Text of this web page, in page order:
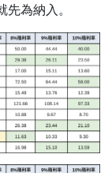
為納入。